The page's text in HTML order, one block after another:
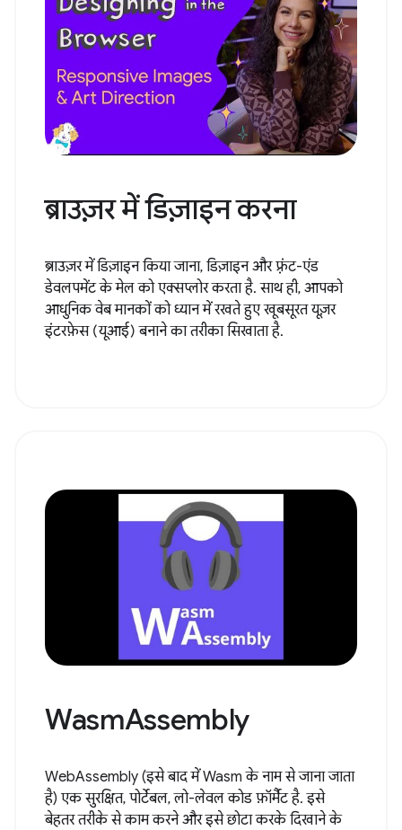
ब्राउज़र में डिज़ाइन करना
ब्राउज़र में डिज़ाइन किया जाना, डिज़ाइन और फ़्रंट-एंड
डेवलपमेंट के मेल को एक्सप्लोर करता है. साथ ही, आपको
आधुनिक वेब मानकों को ध्यान में रखते हुए खूबसूरत यूज़र
इंटरफ़ेस (यूआई) बनाने का तरीका सिखाता है.
WasmAssembly
WebAssembly (इसे बाद में Wasm के नाम से जाना जाता
है) एक सुरक्षित, पोर्टेबल, लो-लेवल कोड फ़ॉर्मैट है. इसे
बेहतर तरीके से काम करने और इसे छोटा करके दिखाने के